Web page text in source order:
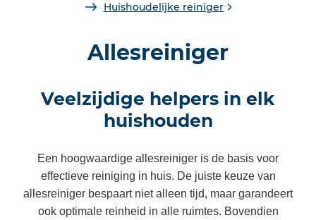
Huishoudelijke reiniger
Allesreiniger
Veelzijdige helpers in elk
huishouden
Een hoogwaardige allesreiniger is de basis voor
effectieve reiniging in huis. De juiste keuze van
allesreiniger bespaart niet alleen tijd, maar garandeert
ook optimale reinheid in alle ruimtes. Bovendien